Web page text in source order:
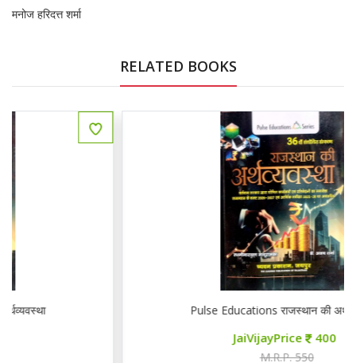
मनोज हरिदत्त शर्मा
RELATED BOOKS
Pulse Educations राजस्थान की अर्थव्यवस्था